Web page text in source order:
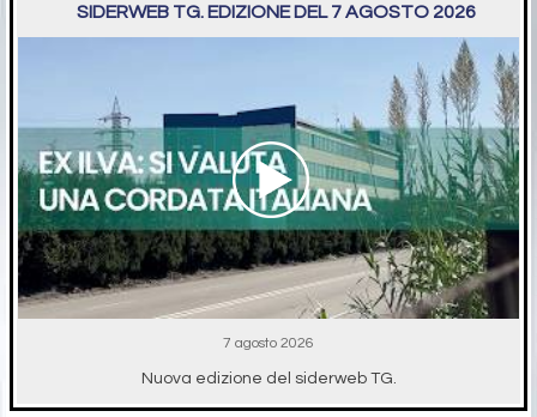
SIDERWEB TG. EDIZIONE DEL 7 AGOSTO 2026
7 agosto 2026
Nuova edizione del siderweb TG.